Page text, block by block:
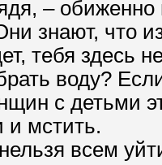
–
знают, что
тебя здесь
воду?
с детьми
мстить.
всем